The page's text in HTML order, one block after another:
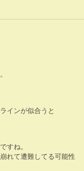
インが似合うと
すね。
れて遭難してる可能性